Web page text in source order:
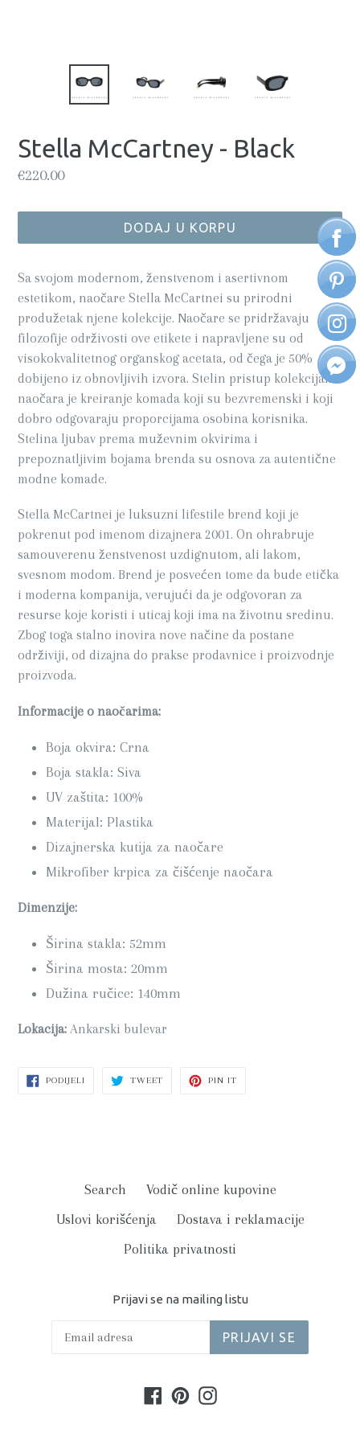
Stella McCartney - Black
Regularna
€220.00
DODAJ U KORPU
Sa svojom modernom, ženstvenom i asertivnom
estetikom, naočare Stella McCartnei su prirodni
produžetak njene kolekcije. Naočare se pridržavaju
filozofije održivosti ove etikete i napravljene su od
visokokvalitetnog organskog acetata, od čega je 50%
dobijeno iz obnovljivih izvora. Stelin pristup kolekcijama
naočara je kreiranje komada koji su bezvremenski i koji
dobro odgovaraju proporcijama osobina korisnika.
Stelina ljubav prema muževnim okvirima i
prepoznatljivim bojama brenda su osnova za autentične
modne komade.
Stella McCartnei je luksuzni lifestile brend koji je
pokrenut pod imenom dizajnera 2001. On ohrabruje
samouverenu ženstvenost uzdignutom, ali lakom,
svesnom modom. Brend je posvećen tome da bude etička
i moderna kompanija, verujući da je odgovoran za
resurse koje koristi i uticaj koji ima na životnu sredinu.
Zbog toga stalno inovira nove načine da postane
održiviji, od dizajna do prakse prodavnice i proizvodnje
proizvoda.
Informacije o naočarima:
Boja okvira: Crna
Boja stakla: Siva
UV zaštita: 100%
Materijal: Plastika
Dizajnerska kutija za naočare
Mikrofiber krpica za čišćenje naočara
Dimenzije:
Širina stakla: 52mm
Širina mosta: 20mm
Dužina ručice: 140mm
Lokacija: Ankarski bulevar
PODIJELIPODIJELI
TWEET PODIJELI
PIN IT
Search
Vodič online kupovine
Uslovi korišćenja
Dostava i reklamacije
Politika privatnosti
Prijavi se na mailing listu
PRIJAVI SE
Facebook
PinterestInstagram